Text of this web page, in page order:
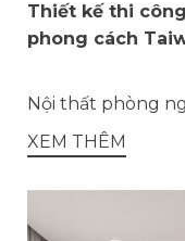
Thiết kế thi
phong cách
Nội thất phòng
XEM THÊM